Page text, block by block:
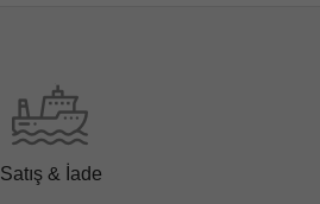
Satış & İade